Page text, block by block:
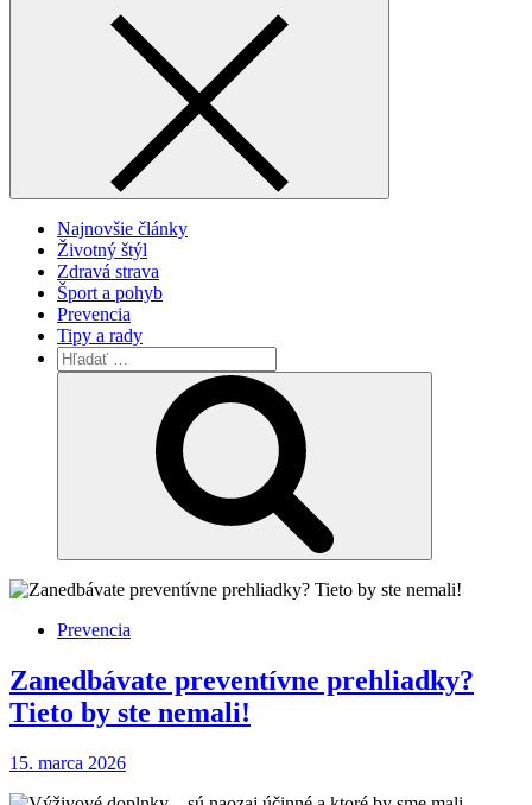
Najnovšie články
Životný štýl
Zdravá strava
Šport a pohyb
Prevencia
Tipy a rady
Vyhľadávanie
pre:
Prevencia
Zanedbávate preventívne prehliadky?
Tieto by ste nemali!
15. marca 2026